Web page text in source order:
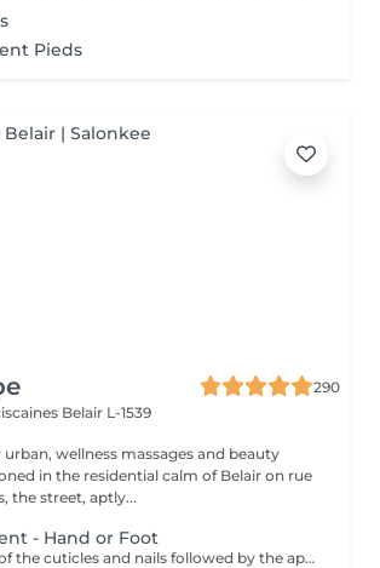
Pieds
290
Belair L-1539
urban, wellness massages and beauty
in the residential calm of Belair on rue
the street, aptly...
- Hand or Foot
A quick cleanup of the cuticles and nails followed by the application of a semi-permanent nail varnish of your choice.